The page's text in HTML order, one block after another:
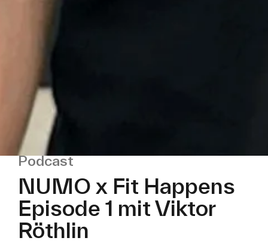
Podcast
NUMO x Fit Happens
Episode 1 mit Viktor
Röthlin